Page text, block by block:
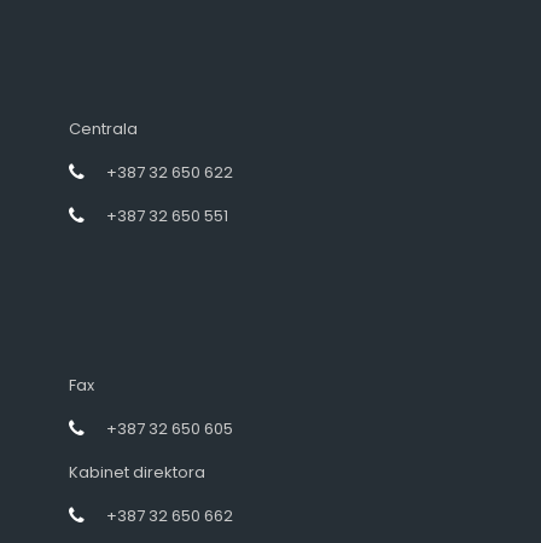
Centrala
+387 32 650 622
+387 32 650 551
Fax
+387 32 650 605
Kabinet direktora
+387 32 650 662